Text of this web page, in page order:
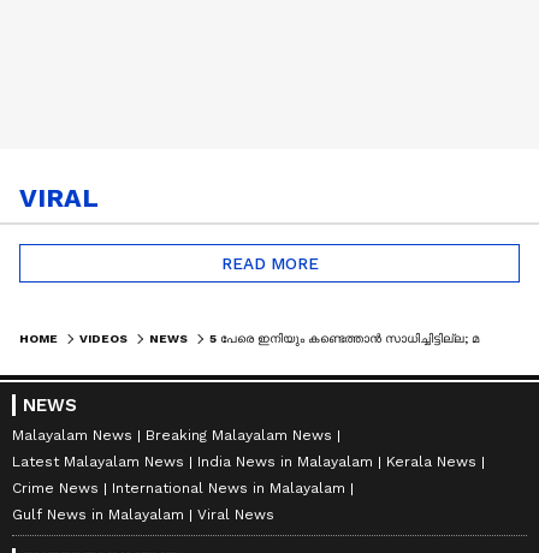
VIRAL
READ MORE
HOME VIDEOS NEWS 5 പേരെ ഇനിയും കണ്ടെത്താൻ സാധിച്ചിട്ടില്ല; മണ്ണിടച്ചലിൽ നടന്നയിടത്ത് ഇന്നും തെരച്ചിൽ
NEWS
Malayalam News
Breaking Malayalam News
Latest Malayalam News
India News in Malayalam
Kerala News
Crime News
International News in Malayalam
Gulf News in Malayalam
Viral News